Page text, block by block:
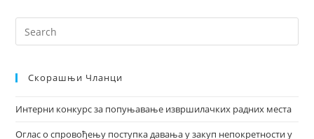
Скорашњи Чланци
Интерни конкурс за попуњавање извршилачких радних места
Оглас о спровођењу поступка давања у закуп непокретности у